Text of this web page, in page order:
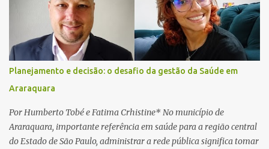
ser realizados. Dias depois, o golpista enviou um documento em
PDF simulando uma comunicação oficial da instituição financeira.
Na sequência, entrou em contato por telefone e encaminhou um
link, orientando a vítima a acessá-lo pelo computador para
concluir a suposta atualização cadastral. Após realizar o
procedimento, a conta bancária ficou bloqueada por algumas
horas. Sem conseguir acessar o sistema, a vítima tentou
novamente contato com o suposto gerente, mas não obteve
resposta. Na segunda-fe...
Planejamento e decisão: o desafio da gestão da Saúde em
Araraquara
Por Humberto Tobé e Fatima Crhistine* No município de
Araraquara, importante referência em saúde para a região central
do Estado de São Paulo, administrar a rede pública significa tomar